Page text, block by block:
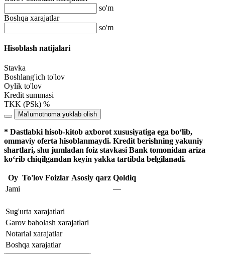
so'm
Boshqa xarajatlar
so'm
Hisoblash natijalari
Stavka
Boshlang'ich to'lov
Oylik to'lov
Kredit summasi
TKK (PSk) %
Ma'lumotnoma yuklab olish
* Dastlabki hisob-kitob axborot xususiyatiga ega bo‘lib,
ommaviy oferta hisoblanmaydi. Kredit berishning yakuniy
shartlari, shu jumladan foiz stavkasi Bank tomonidan ariza
ko‘rib chiqilgandan keyin yakka tartibda belgilanadi.
Oy To'lov Foizlar Asosiy qarz Qoldiq
Jami
—
Sug'urta xarajatlari
Garov baholash xarajatlari
Notarial xarajatlar
Boshqa xarajatlar